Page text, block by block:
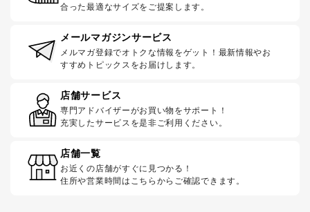
合った最適なサイズをご提案します。
メールマガジンサービス
メルマガ登録でオトクな情報をゲット！最新情報やお
すすめトピックスをお届けします。
店舗サービス
専門アドバイザーがお買い物をサポート！
充実したサービスを是非ご利用ください。
店舗一覧
お近くの店舗がすぐに見つかる！
住所や営業時間はこちらからご確認できます。